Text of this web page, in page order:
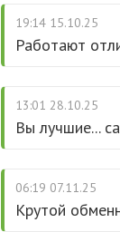
19:14 15.10.25
Работают
13:01 28.10.25
Вы лучшие...
06:19 07.11.25
Крутой